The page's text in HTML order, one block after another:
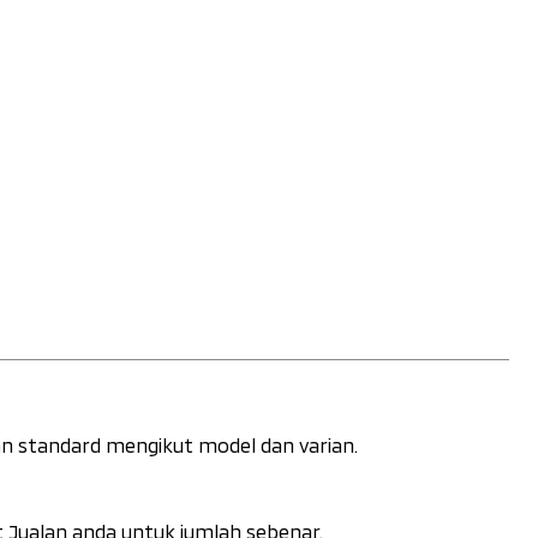
standard mengikut model dan varian.
anda untuk jumlah sebenar.